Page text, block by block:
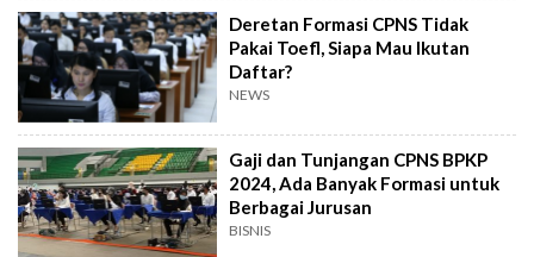
Deretan Formasi CPNS Tidak
Pakai Toefl, Siapa Mau Ikutan
Daftar?
NEWS
Gaji dan Tunjangan CPNS BPKP
2024, Ada Banyak Formasi untuk
Berbagai Jurusan
BISNIS